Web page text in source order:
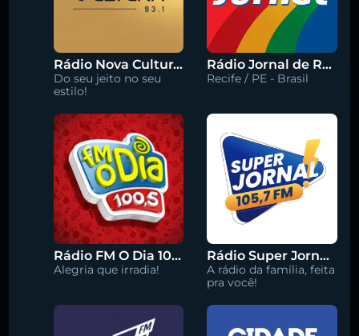
Rádio Nova Cultura 93.1 FM
Do seu jeito no seu
estilo!
Rádio Jornal de Recife 90.3 FM
Recife / PE - Brasil
Rádio FM O Dia 100.5
Alegria que irradia!
Rádio Super Jornal 105.7 FM
A rádio da família, feita
pra você!